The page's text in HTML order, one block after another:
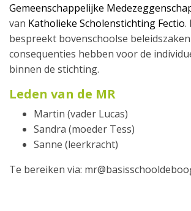
Gemeenschappelijke
van Katholieke Scholenstichting Fectio.
bespreekt bovenschoolse
consequenties hebben voor de
binnen de stichting.
Leden van de MR
Martin (vader Lucas)
Sandra (moeder Tess)
Sanne (leerkracht)
Te bereiken via: